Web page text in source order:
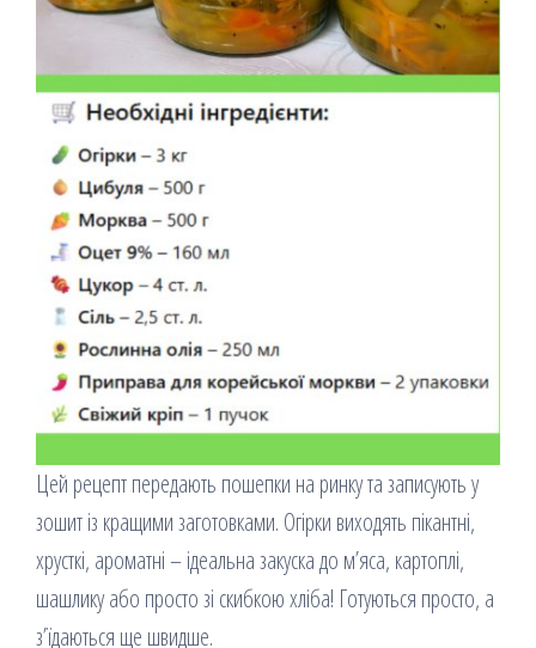
Цей рецепт передають пошепки на ринку та записують у
зошит із кращими заготовками. Огірки виходять пікантні,
хрусткі, ароматні – ідеальна закуска до м’яса, картоплі,
шашлику або просто зі скибкою хліба! Готуються просто, а
з’їдаються ще швидше.